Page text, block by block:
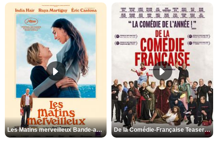
Les Matins merveilleux Bande-annonce VF De la Comédie-Française Teaser VF